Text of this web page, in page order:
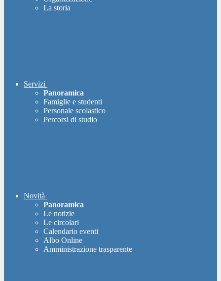
La storia
Servizi
Panoramica
Famiglie e studenti
Personale scolastico
Percorsi di studio
Novità
Panoramica
Le notizie
Le circolari
Calendario eventi
Albo Online
Amministrazione trasparente